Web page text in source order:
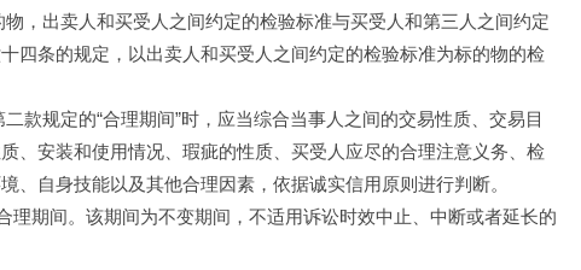
，出卖人和买受人之间约定的检验标准与买受人和第三人之间约定
四条的规定，以出卖人和买受人之间约定的检验标准为标的物的检
款规定的“合理期间”时，应当综合当事人之间的交易性质、交易目
、安装和使用情况、瑕疵的性质、买受人应尽的合理注意义务、检
、自身技能以及其他合理因素，依据诚实信用原则进行判断。
理期间。该期间为不变期间，不适用诉讼时效中止、中断或者延长的